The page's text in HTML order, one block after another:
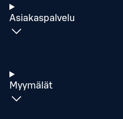
Asiakaspalvelu
Myymälät